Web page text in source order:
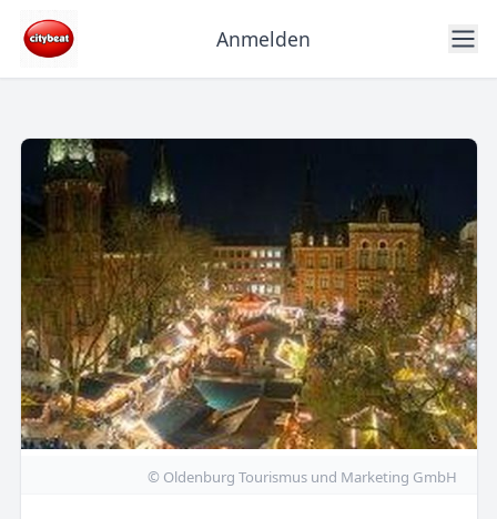
Anmelden
© Oldenburg Tourismus und Marketing GmbH